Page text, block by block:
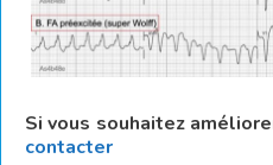
Si vous souhaitez
contacter